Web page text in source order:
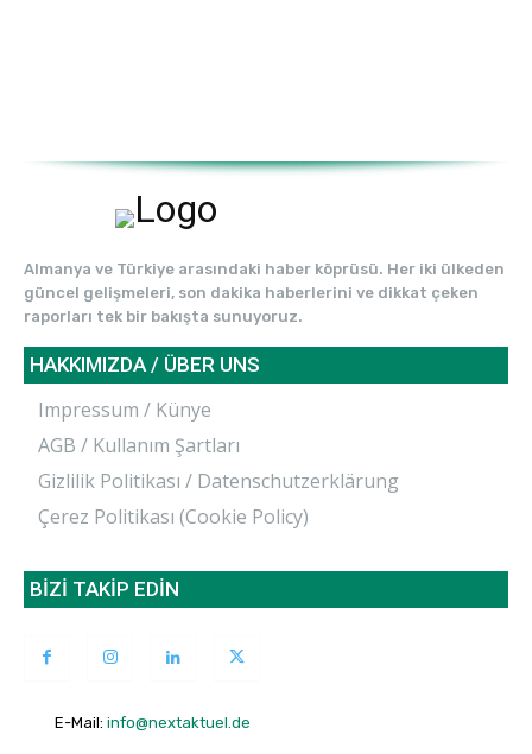
Almanya ve Türkiye arasındaki haber köprüsü. Her iki ülkeden
güncel gelişmeleri, son dakika haberlerini ve dikkat çeken
raporları tek bir bakışta sunuyoruz.
HAKKIMIZDA / ÜBER UNS
Impressum / Künye
AGB / Kullanım Şartları
Gizlilik Politikası / Datenschutzerklärung
Çerez Politikası (Cookie Policy)
BİZİ TAKİP EDİN
E-Mail: info@nextaktuel.de